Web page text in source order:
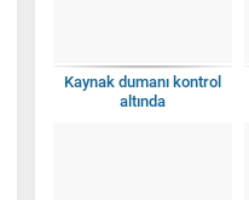
Kaynak dumanı kontrol
altında